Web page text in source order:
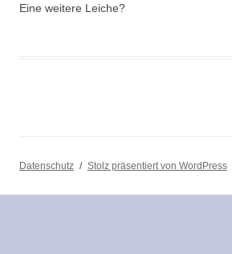
Eine weitere Leiche?
Datenschutz Stolz präsentiert von WordPress